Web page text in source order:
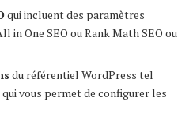
qui incluent des paramètres
in One SEO ou Rank Math SEO ou
du référentiel WordPress tel
vous permet de configurer les